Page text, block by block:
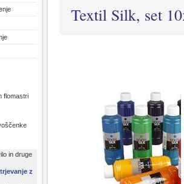
flomastri
in druge
z
Textil Silk, set